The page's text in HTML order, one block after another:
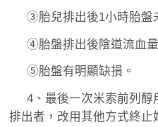
③胎兒排出後1小時胎盤
④胎盤排出後陰道流血
⑤胎盤有明顯缺損。
4、最後一次米索前列醇
排出者，改用其他方式終止